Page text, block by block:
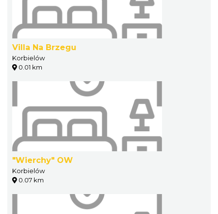
Villa Na Brzegu
Korbielów
0.01 km
"Wierchy" OW
Korbielów
0.07 km